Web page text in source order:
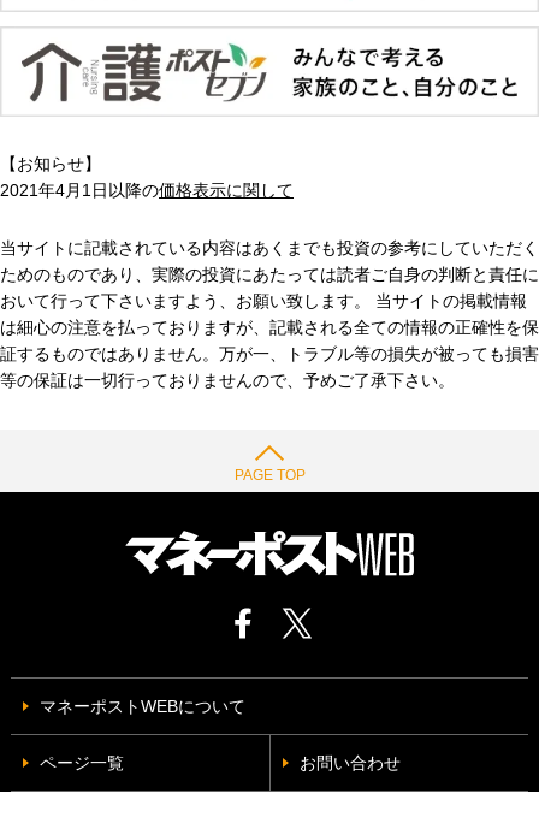
【お知らせ】
2021年4月1日以降の価格表示に関して
当サイトに記載されている内容はあくまでも投資の参考にしていただく
ためのものであり、実際の投資にあたっては読者ご自身の判断と責任に
おいて行って下さいますよう、お願い致します。 当サイトの掲載情報
は細心の注意を払っておりますが、記載される全ての情報の正確性を保
証するものではありません。万が一、トラブル等の損失が被っても損害
等の保証は一切行っておりませんので、予めご了承下さい。
PAGE TOP
マネーポストWEBについて
ページ一覧 お問い合わせ